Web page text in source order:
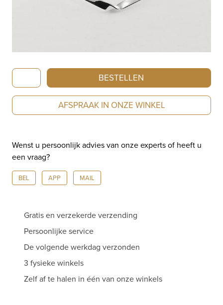
Nol
Zilveren
Spang
AG99040.10
BESTELLEN
AFSPRAAK IN ONZE WINKEL
Wenst u persoonlijk advies van onze experts of heeft u
een vraag?
BEL APP MAIL
Gratis en verzekerde verzending
Persoonlijke service
De volgende werkdag verzonden
3 fysieke winkels
Zelf af te halen in één van onze winkels